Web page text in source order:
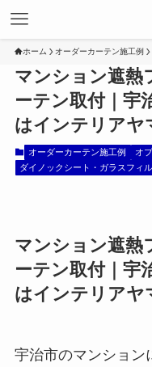
ホーム オーダーカーテン施工例
マンション遮熱
ーテン取付｜宇
はインテリアヤ
オーダーカーテン施工例
オ
ダイノックシート・ガラスフィ
マンション遮熱
ーテン取付｜宇
はインテリアヤ
宇治市のマンション